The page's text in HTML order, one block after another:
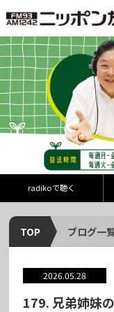
radikoで聴く
TOP ブログ一
2026.05.28
179. 兄弟姉妹